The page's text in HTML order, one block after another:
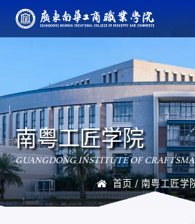
南粤工匠学院
GUANGDONG INSTITUTE OF
首页 / 南粤工匠学